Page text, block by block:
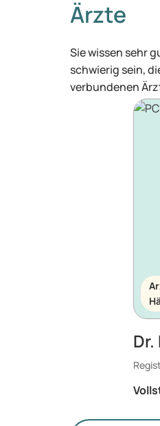
Ärzte
Sie wissen sehr
schwierig sein,
verbundenen
Dr.